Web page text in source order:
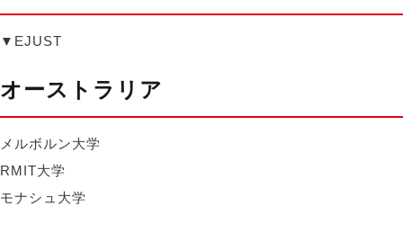
▼EJUST
オーストラリア
メルボルン大学
RMIT大学
モナシュ大学